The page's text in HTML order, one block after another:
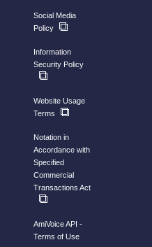
Social Media
Policy
Information
Security Policy
Website Usage
Terms
Notation in
Accordance with
Specified
Commercial
Transactions Act
AmiVoice API -
Terms of Use